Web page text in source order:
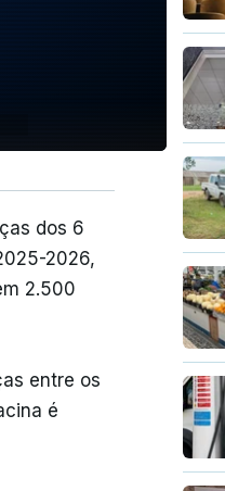
dos 6
2026,
2.500
entre os
é